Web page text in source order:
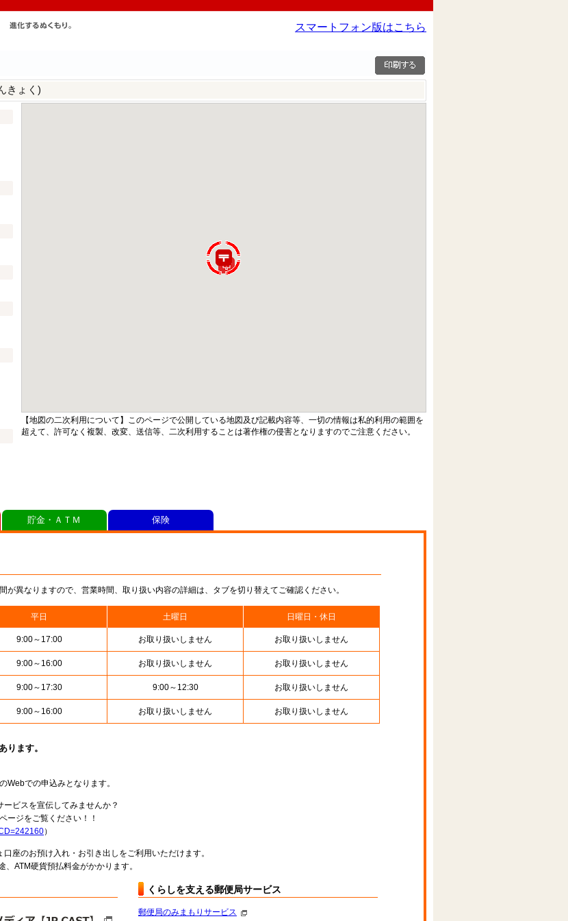
スマートフォン版はこちら
きょく)
【地図の二次利用について】このページで公開している地図及び記載内容等、一切の情報は私的利用の範囲を
超えて、許可なく複製、改変、送信等、二次利用することは著作権の侵害となりますのでご注意ください。
異なりますので、営業時間、取り扱い内容の詳細は、タブを切り替えてご確認ください。
平日 土曜日 日曜日・休日
9:00～17:00 お取り扱いしません お取り扱いしません
9:00～16:00 お取り扱いしません お取り扱いしません
9:00～17:30 9:00～12:30 お取り扱いしません
9:00～16:00 お取り扱いしません お取り扱いしません
ります。
での申込みとなります。
ビスを宣伝してみませんか？
ージをご覧ください！！
）
座のお預け入れ・お引き出しをご利用いただけます。
ATM硬貨預払料金がかかります。
くらしを支える郵便局サービス
郵便局のみまもりサービス
貯金・ＡＴＭ 保険